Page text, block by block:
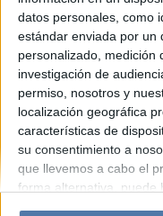
datos personales, como
estándar enviada por un
personalizado, medición
investigación de
permiso, nosotros y
localización geográfica
características de
su consentimiento a
que llevemos a cabo el
forma alternativa, puede
© Perfil.com 2006-
Registro de